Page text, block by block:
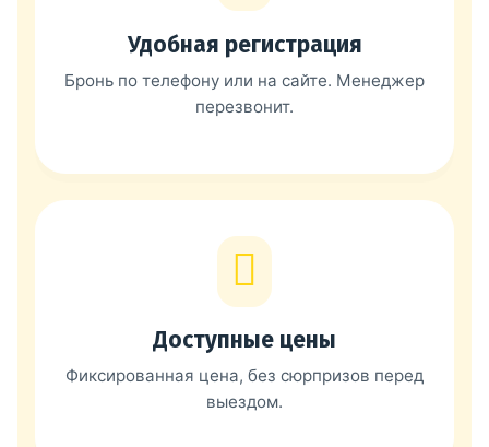
Удобная регистрация
Бронь по телефону или на сайте. Менеджер
перезвонит.
Доступные цены
Фиксированная цена, без сюрпризов перед
выездом.